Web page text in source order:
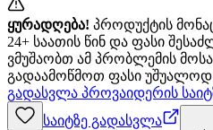
ყურადღება! პროდუქტის
24+ საათის წინ და ფასი
ვმუშაობთ ამ პრობლემის
გადაამოწმოთ ფასი
გადასვლა პროვაიდერის
საიტზე გადასვლა